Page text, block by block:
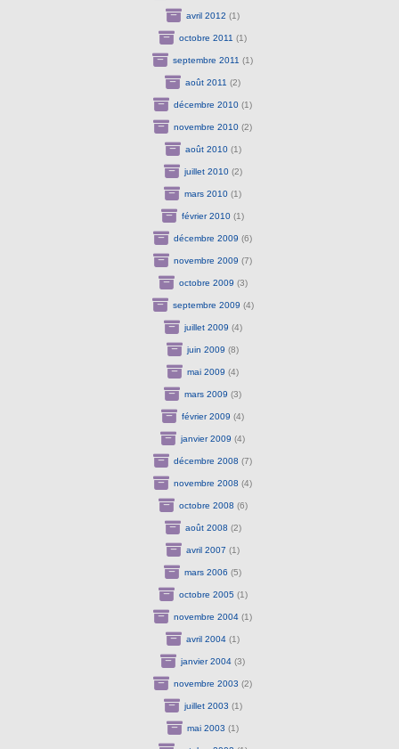
avril 2012 (1)
octobre 2011 (1)
septembre 2011 (1)
août 2011 (2)
décembre 2010 (1)
novembre 2010 (2)
août 2010(1)
juillet 2010(2)
mars 2010 (1)
février 2010 (1)
décembre 2009 (6)
novembre 2009 (7)
octobre 2009 (3)
septembre 2009 (4)
juillet 2009 (4)
juin 2009 (8)
mai 2009 (4)
mars 2009 (3)
février 2009 (4)
janvier 2009 (4)
décembre 2008 (7)
novembre 2008 (4)
octobre 2008 (6)
août 2008 (2)
avril 2007 (1)
mars 2006 (5)
octobre 2005 (1)
novembre 2004 (1)
avril 2004 (1)
janvier 2004 (3)
novembre 2003 (2)
juillet 2003 (1)
mai 2003 (1)